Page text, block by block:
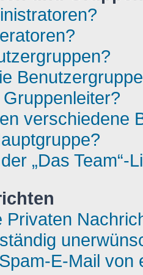
verschiedene
„Das Team“-
Privaten
E-Mail